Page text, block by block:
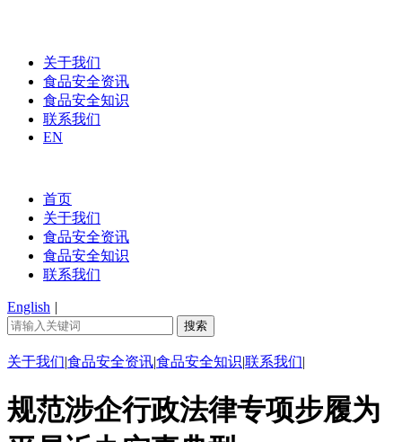
关于我们
食品安全资讯
食品安全知识
联系我们
EN
首页
关于我们
食品安全资讯
食品安全知识
联系我们
English |
关于我们|食品安全资讯|食品安全知识|联系我们|
规范涉企行政法律专项步履为